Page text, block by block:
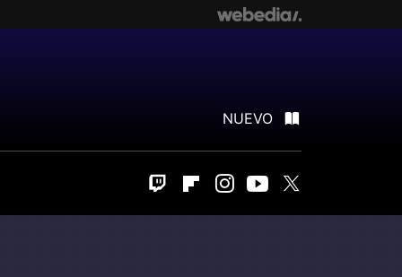
NUEVO
Twitch FlipboardInstagram
Youtube